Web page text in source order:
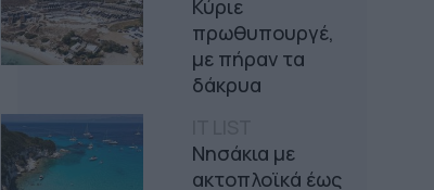
Κύριε
πρωθυπουργέ,
με πήραν τα
δάκρυα
Νησάκια με
ακτοπλοϊκά έως